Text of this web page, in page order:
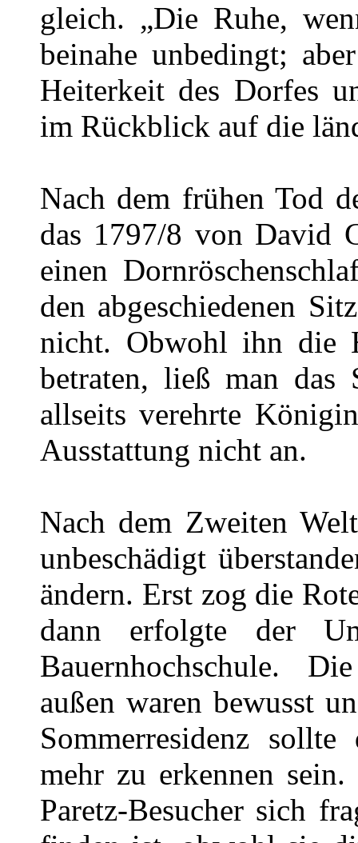
gleich. „Die Ruhe,
beinahe unbedingt;
Heiterkeit des Dorfes
im Rückblick auf die
Nach dem frühen Tod
das 1797/8 von David
einen
den abgeschiedenen
nicht. Obwohl ihn die
betraten, ließ man das
allseits verehrte
Ausstattung nicht an.
Nach dem Zweiten
unbeschädigt
ändern. Erst zog die
dann erfolgte der
Bauernhochschule.
außen waren bewusst
Sommerresidenz
mehr zu erkennen
Paretz-Besucher sich